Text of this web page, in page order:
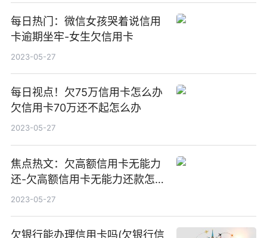
每日热门：微信女孩哭着说信用
卡逾期坐牢-女生欠信用卡
2023-05-27
每日视点！欠75万信用卡怎么办
欠信用卡70万还不起怎么办
2023-05-27
焦点热文：欠高额信用卡无能力
还-欠高额信用卡无能力还款怎么
办
2023-05-27
欠银行能办理信用卡吗(欠银行信